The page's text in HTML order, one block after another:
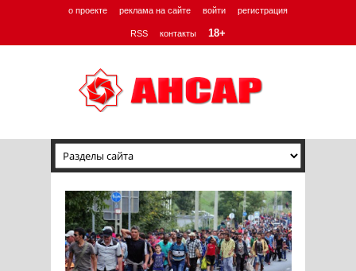
о проекте реклама на сайте войти регистрация
RSS контакты 18+